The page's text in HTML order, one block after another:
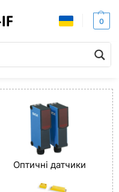
0
Оптичні датчики